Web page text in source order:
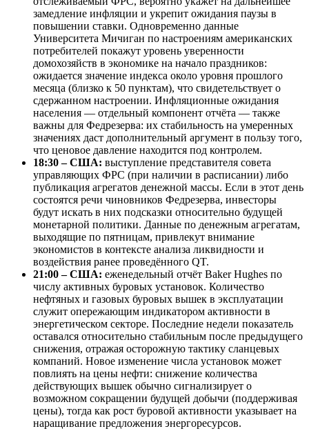
замедление инфляции и укрепит ожидания паузы в
повышении ставки. Одновременно данные
Университета Мичиган по настроениям американских
потребителей покажут уровень уверенности
домохозяйств в экономике на начало праздников:
ожидается значение индекса около уровня прошлого
месяца (близко к 50 пунктам), что свидетельствует о
сдержанном настроении. Инфляционные ожидания
населения — отдельный компонент отчёта — также
важны для Федрезерва: их стабильность на умеренных
значениях даст дополнительный аргумент в пользу того,
что ценовое давление находится под контролем.
18:30 – США: выступление представителя совета
управляющих ФРС (при наличии в расписании) либо
публикация агрегатов денежной массы. Если в этот день
состоятся речи чиновников Федрезерва, инвесторы
будут искать в них подсказки относительно будущей
монетарной политики. Данные по денежным агрегатам,
выходящие по пятницам, привлекут внимание
экономистов в контексте анализа ликвидности и
воздействия ранее проведённого QT.
21:00 – США: еженедельный отчёт Baker Hughes по
числу активных буровых установок. Количество
нефтяных и газовых буровых вышек в эксплуатации
служит опережающим индикатором активности в
энергетическом секторе. Последние недели показатель
оставался относительно стабильным после предыдущего
снижения, отражая осторожную тактику сланцевых
компаний. Новое изменение числа установок может
повлиять на цены нефти: снижение количества
действующих вышек обычно сигнализирует о
возможном сокращении будущей добычи (поддерживая
цены), тогда как рост буровой активности указывает на
наращивание предложения энергоресурсов.